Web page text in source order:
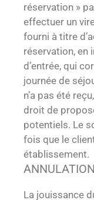
réservation »
effectuer un
fourni à titre
réservation, en
d’entrée, qui
journée de
n’a pas été
droit de
potentiels. Le
fois que le
établissement.
La jouissance